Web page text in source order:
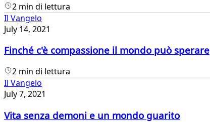
2 min di lettura
Il Vangelo
July 14, 2021
Finché c'è compassione il mondo può sperare
2 min di lettura
Il Vangelo
July 7, 2021
Vita senza demoni e un mondo guarito